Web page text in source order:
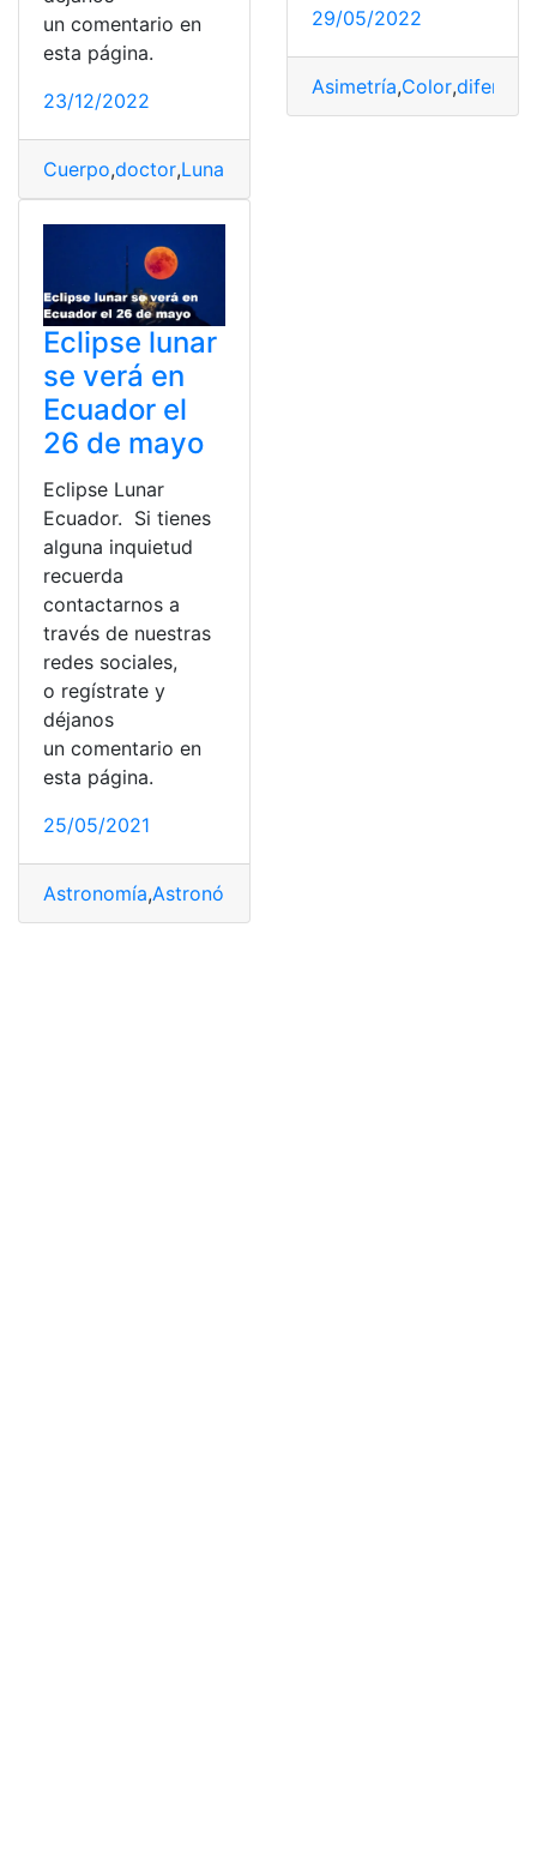
un comentario en
esta página.
23/12/2022
Cuerpo,doctor,Lunar
29/05/2022
Asimetría,Color,
Eclipse lunar
se verá en
Ecuador el
26 de mayo
Eclipse Lunar
Ecuador. Si tienes
alguna inquietud
recuerda
contactarnos a
través de nuestras
redes sociales,
o regístrate y
déjanos
un comentario en
esta página.
25/05/2021
Astronomía,Astronómico